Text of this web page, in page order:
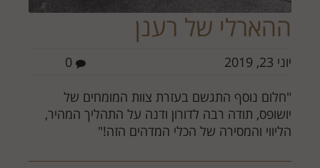
ההארלי של רענן
יוני 23, 2019
"חלום נוסף התגשם בעזרת צוות המומחים של
יושופס, תודה רבה לדורון ודנה על התהליך המהיר,
הליווי והמסירה של הכלי המדהים הזה!"